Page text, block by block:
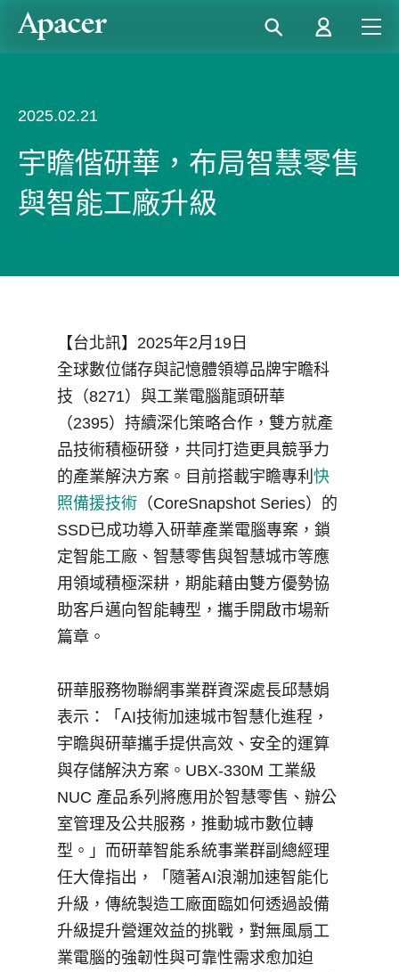
2025.02.21
宇瞻偕研華，布局智慧零售
與智能工廠升級
【台北訊】2025年2月19日
全球數位儲存與記憶體領導品牌宇瞻科
技（8271）與工業電腦龍頭研華
（2395）持續深化策略合作，雙方就產
品技術積極研發，共同打造更具競爭力
的產業解決方案。目前搭載宇瞻專利 快
照備援技術 （CoreSnapshot Series）的
SSD已成功導入研華產業電腦專案，鎖
定智能工廠、智慧零售與智慧城市等應
用領域積極深耕，期能藉由雙方優勢協
助客戶邁向智能轉型，攜手開啟市場新
篇章。
研華服務物聯網事業群資深處長邱慧娟
表示：「 AI技術加速城市智慧化進程，
宇瞻與研華攜手提供高效、安全的運算
與存儲解決方案。 UBX-330M 工業級
NUC 產品系列將應用於智慧零售、辦公
室管理及公共服務，推動城市數位轉
型。」而研華智能系統事業群副總經理
任大偉指出，「隨著AI浪潮加速智能化
升級，傳統製造工廠面臨如何透過設備
升級提升營運效益的挑戰，對無風扇工
業電腦的強韌性與可靠性需求愈加迫